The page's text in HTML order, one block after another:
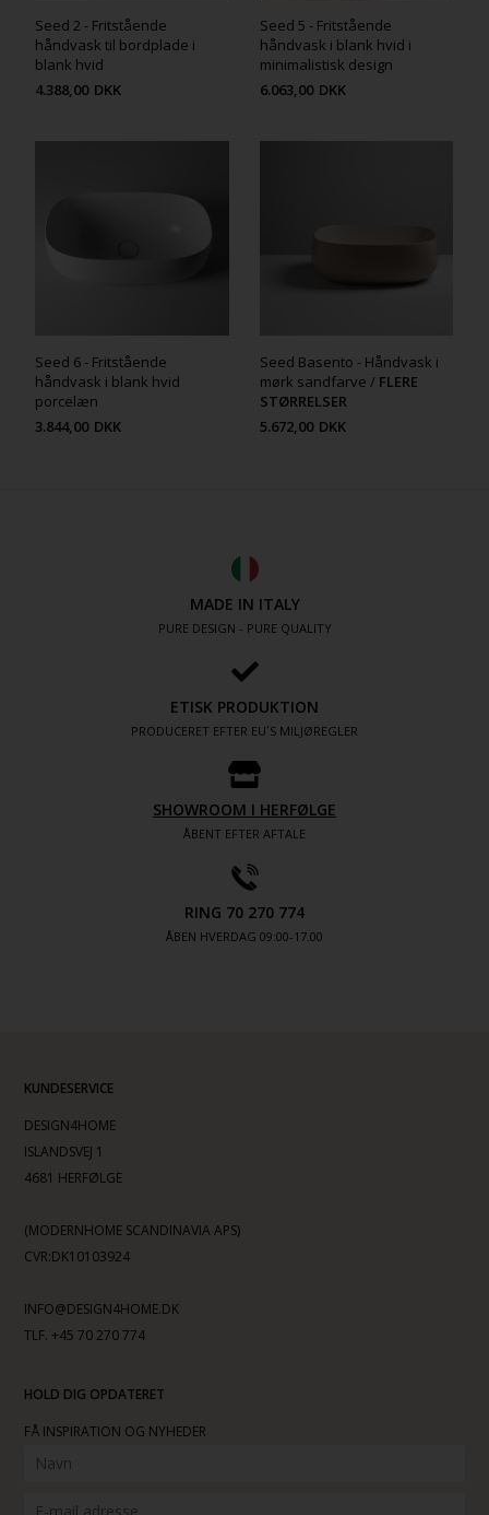
Seed 2 - Fritstående
håndvask til bordplade i
blank hvid
4.388,00 DKK
Seed 5 - Fritstående
håndvask i blank hvid i
minimalistisk design
6.063,00 DKK
Seed 6 - Fritstående
håndvask i blank hvid
porcelæn
3.844,00 DKK
Seed Basento - Håndvask i
mørk sandfarve / FLERE
STØRRELSER
5.672,00 DKK
MADE IN ITALY
PURE DESIGN - PURE QUALITY
ETISK PRODUKTION
PRODUCERET EFTER EU´S MILJØREGLER
SHOWROOM I HERFØLGE
ÅBENT EFTER AFTALE
RING 70 270 774
ÅBEN HVERDAG 09:00-17.00
KUNDESERVICE
DESIGN4HOME
ISLANDSVEJ 1
4681 HERFØLGE
(MODERNHOME SCANDINAVIA APS)
CVR:DK10103924
INFO@DESIGN4HOME.DK
TLF. +45 70 270 774
HOLD DIG OPDATERET
FÅ INSPIRATION OG NYHEDER